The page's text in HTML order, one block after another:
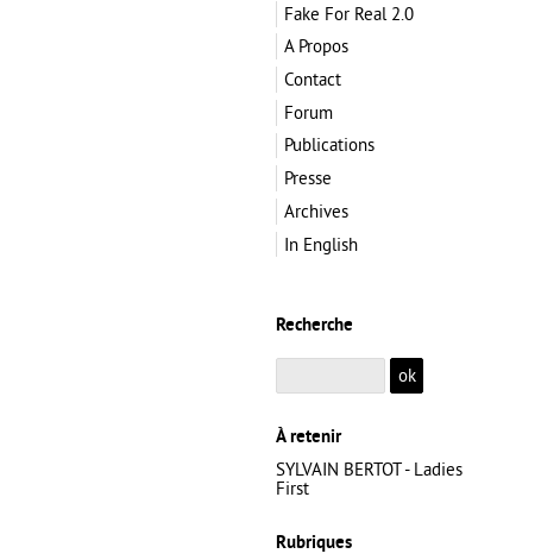
Fake For Real 2.0
A Propos
Contact
Forum
Publications
Presse
Archives
In English
Recherche
À retenir
SYLVAIN BERTOT - Ladies
First
Rubriques